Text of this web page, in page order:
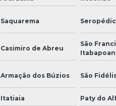
Saquarema
Casimiro de Abreu
São
Armação dos Búzios São
Itatiaia Paty do